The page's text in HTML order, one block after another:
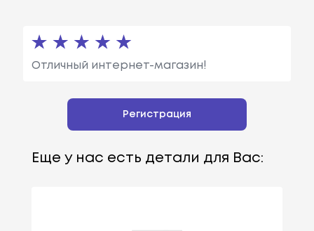
Отличный интернет-магазин!
Регистрация
Еще у нас есть детали для Вас: